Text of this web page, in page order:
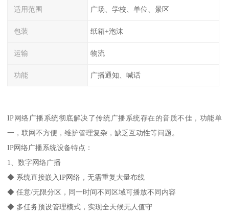
适用范围 广场、学校、单位、景区
包装 纸箱+泡沫
运输 物流
功能 广播通知、喊话
IP网络广播系统彻底解决了传统广播系统存在的音质不佳，功能单
一，联网不方便，维护管理复杂，缺乏互动性等问题。
IP网络广播系统设备特点：
1、数字网络广播
◆ 系统直接嵌入IP网络，无需重复大量布线
◆ 任意/无限分区，同一时间不同区域可播放不同内容
◆ 多任务预设管理模式，实现全天候无人值守